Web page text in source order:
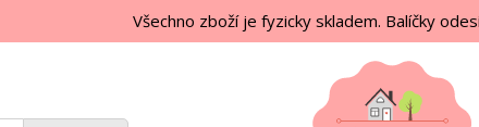
Všechno zboží je fyzicky skladem. Balíčky